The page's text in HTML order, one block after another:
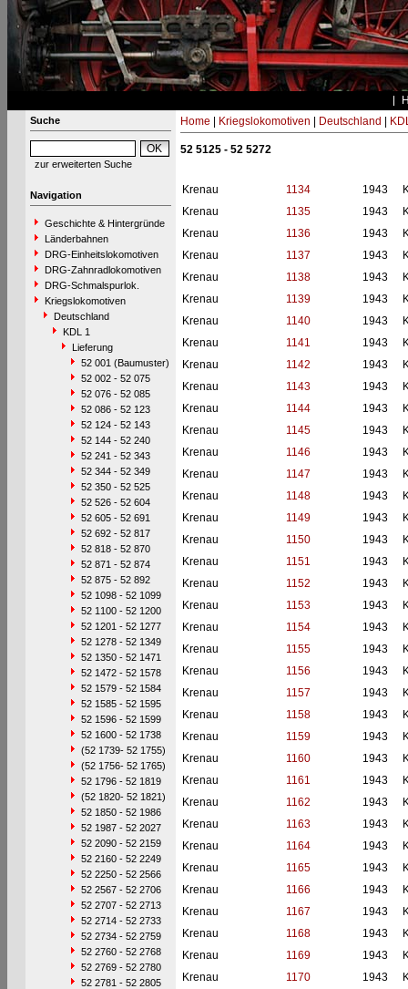
Suche
zur erweiterten Suche
Navigation
Geschichte & Hintergründe
Länderbahnen
DRG-Einheitslokomotiven
DRG-Zahnradlokomotiven
DRG-Schmalspurlok.
Kriegslokomotiven
Deutschland
KDL 1
Lieferung
52 001 (Baumuster)
52 002 - 52 075
52 076 - 52 085
52 086 - 52 123
52 124 - 52 143
52 144 - 52 240
52 241 - 52 343
52 344 - 52 349
52 350 - 52 525
52 526 - 52 604
52 605 - 52 691
52 692 - 52 817
52 818 - 52 870
52 871 - 52 874
52 875 - 52 892
52 1098 - 52 1099
52 1100 - 52 1200
52 1201 - 52 1277
52 1278 - 52 1349
52 1350 - 52 1471
52 1472 - 52 1578
52 1579 - 52 1584
52 1585 - 52 1595
52 1596 - 52 1599
52 1600 - 52 1738
(52 1739- 52 1755)
(52 1756- 52 1765)
52 1796 - 52 1819
(52 1820- 52 1821)
52 1850 - 52 1986
52 1987 - 52 2027
52 2090 - 52 2159
52 2160 - 52 2249
52 2250 - 52 2566
52 2567 - 52 2706
52 2707 - 52 2713
52 2714 - 52 2733
52 2734 - 52 2759
52 2760 - 52 2768
52 2769 - 52 2780
52 2781 - 52 2805
Home Kriegslokomotiven Deutschland
52 5125 - 52 5272
Krenau 1134 1943
Krenau
1135 1943
Krenau
1136 1943
Krenau
1137 1943
Krenau
1138 1943
Krenau
1139 1943
Krenau
1140 1943
Krenau
1141 1943
Krenau
1142 1943
Krenau
1143 1943
Krenau
1144 1943
Krenau
1145 1943
Krenau
1146 1943
Krenau
1147 1943
Krenau
1148 1943
Krenau
1149 1943
Krenau
1150 1943
Krenau
1151 1943
Krenau
1152 1943
Krenau
1153 1943
Krenau
1154 1943
Krenau
1155 1943
Krenau
1156 1943
Krenau
1157 1943
Krenau
1158 1943
Krenau
1159 1943
Krenau
1160 1943
Krenau
1161 1943
Krenau
1162 1943
Krenau
1163 1943
Krenau
1164 1943
Krenau
1165 1943
Krenau
1166 1943
Krenau
1167 1943
Krenau
1168 1943
Krenau
1169 1943
Krenau
1170 1943